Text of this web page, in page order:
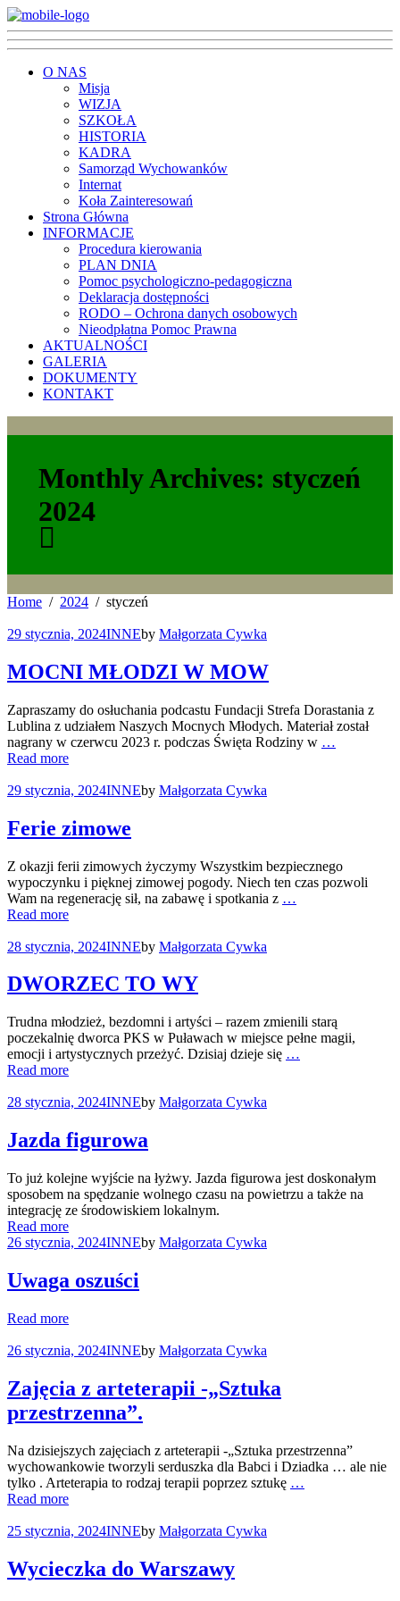
O NAS
Misja
WIZJA
SZKOŁA
HISTORIA
KADRA
Samorząd Wychowanków
Internat
Koła Zainteresowań
Strona Główna
INFORMACJE
Procedura kierowania
PLAN DNIA
Pomoc psychologiczno-pedagogiczna
Deklaracja dostępności
RODO – Ochrona danych osobowych
Nieodpłatna Pomoc Prawna
AKTUALNOŚCI
GALERIA
DOKUMENTY
KONTAKT
Monthly Archives: styczeń
2024
Home 2024 styczeń
29 stycznia, 2024INNEby Małgorzata Cywka
MOCNI MŁODZI W MOW
Zapraszamy do osłuchania podcastu Fundacji Strefa Dorastania z
Lublina z udziałem Naszych Mocnych Młodych. Materiał został
nagrany w czerwcu 2023 r. podczas Święta Rodziny w …
Read more
29 stycznia, 2024INNEby Małgorzata Cywka
Ferie zimowe
Z okazji ferii zimowych życzymy Wszystkim bezpiecznego
wypoczynku i pięknej zimowej pogody. Niech ten czas pozwoli
Wam na regenerację sił, na zabawę i spotkania z …
Read more
28 stycznia, 2024INNEby Małgorzata Cywka
DWORZEC TO WY
Trudna młodzież, bezdomni i artyści – razem zmienili starą
poczekalnię dworca PKS w Puławach w miejsce pełne magii,
emocji i artystycznych przeżyć. Dzisiaj dzieje się …
Read more
28 stycznia, 2024INNEby Małgorzata Cywka
Jazda figurowa
To już kolejne wyjście na łyżwy. Jazda figurowa jest doskonałym
sposobem na spędzanie wolnego czasu na powietrzu a także na
integrację ze środowiskiem lokalnym.
Read more
26 stycznia, 2024INNEby Małgorzata Cywka
Uwaga oszuści
Read more
26 stycznia, 2024INNEby Małgorzata Cywka
Zajęcia z arteterapii -„Sztuka
przestrzenna”.
Na dzisiejszych zajęciach z arteterapii -„Sztuka przestrzenna”
wychowankowie tworzyli serduszka dla Babci i Dziadka … ale nie
tylko . Arteterapia to rodzaj terapii poprzez sztukę …
Read more
25 stycznia, 2024INNEby Małgorzata Cywka
Wycieczka do Warszawy